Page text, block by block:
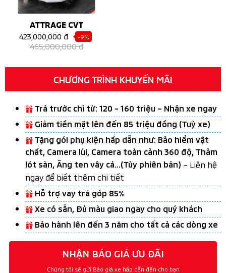
ATTRAGE CVT
423,000,000 đ -9%
465,000,000 đ
CHƯƠNG TRÌNH KHUYẾN MÃI
Trả trước chỉ từ: 120 - 160 triệu – Nhận xe ngay
Giảm tiền mặt lên đến 85 triệu đồng (Tuỳ xe)
Tặng gói phụ kiện hấp dẫn như: Bảo hiểm vật
chất, Camera lùi, Camera toàn cảnh 360 độ, Thảm
lót sàn, Ăng ten vây cá...(Tùy phiên bản) – Liên hệ
ngay để biết thêm chi tiết
Hỗ trợ vay trả góp 85%
Xe có sẵn, Đủ màu giao ngay cho quý khách
Bảo hành lên đến 3 năm cho tất cả các dòng xe
NHẬN BÁO GIÁ ƯU ĐÃI
Chúng tôi sẽ gửi Báo giá xe hấp dẫn đến cho bạn